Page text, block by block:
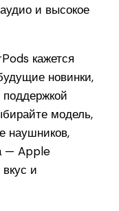
и высокое
кажется
новинки,
модель,
наушников,
— Apple
и